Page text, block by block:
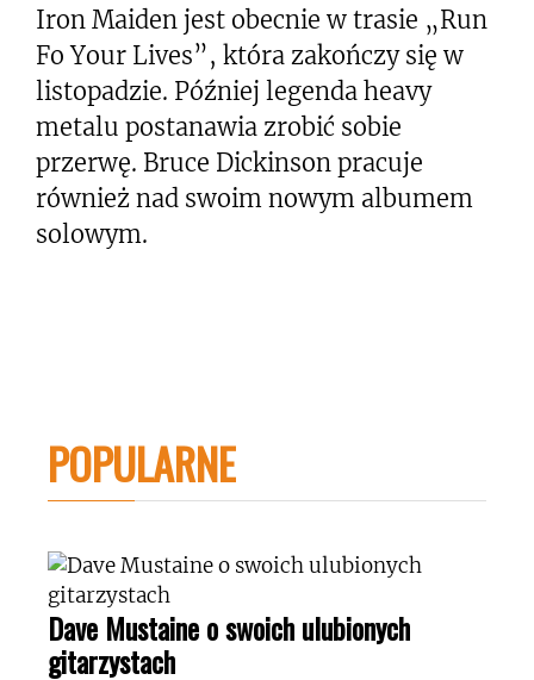
Iron Maiden jest obecnie w trasie „Run
Fo Your Lives”, która zakończy się w
listopadzie. Później legenda heavy
metalu postanawia zrobić sobie
przerwę. Bruce Dickinson pracuje
również nad swoim nowym albumem
solowym.
POPULARNE
Dave Mustaine o swoich ulubionych
gitarzystach